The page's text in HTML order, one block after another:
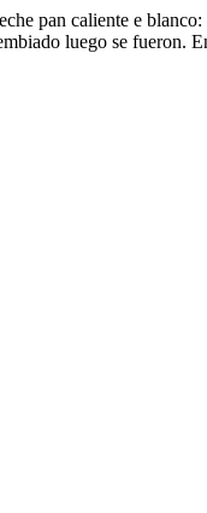
pan caliente e
luego se fueron.